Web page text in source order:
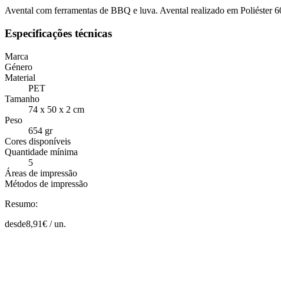
Avental com ferramentas de BBQ e luva. Avental realizado em Poliéster
Especificações técnicas
Marca
Género
Material
PET
Tamanho
74 x 50 x 2 cm
Peso
654 gr
Cores disponíveis
Quantidade mínima
5
Áreas de impressão
Métodos de impressão
Resumo:
desde8,91€ /un.